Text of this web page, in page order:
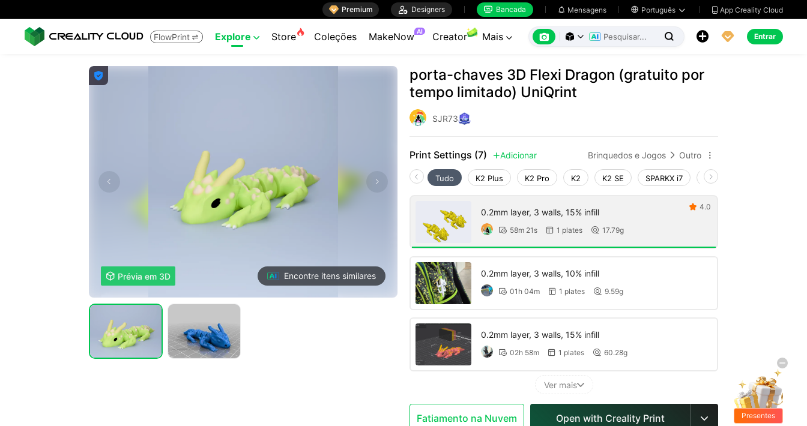
 Premium  Designers  Bancada  Mensagens  Português   App Creality Cloud
FlowPrint  Explore  Store Coleções MakeNow AI Creator Mais        Entrar

 Prévia em 3D Encontre itens similares
porta-chaves 3D Flexi Dragon (gratuito por
tempo limitado) UniQrint
SJR73
Print Settings (7) Adicionar Brinquedos e Jogos  Outro 
Tudo K2 Plus K2 Pro K2 K2 SE SPARKX i7 Creality Hi
0.2mm layer, 3 walls, 15% infill
 58m 21s  1 plates  17.79g
 4.0
0.2mm layer, 3 walls, 10% infill
 01h 04m  1 plates  9.59g
0.2mm layer, 3 walls, 15% infill
 02h 58m  1 plates  60.28g
Ver mais
Fatiamento na Nuvem Open with Creality Print 
Presentes